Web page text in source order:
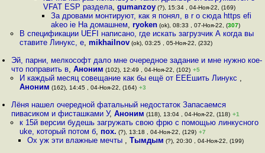
VFAT ESP раздела, gumanzoy(?), 15:34 , 04-Ноя-22, (169)
За дровами монтируют, как я понял, в r o сюда https efi
akeo ie На домашнем, ryoken(ok), 08:33 , 07-Ноя-22, (307)
В спецификации UEFI написано, где искать загрузчик А когда вы
ставите Линукс, e, mikhailnov(ok), 03:25 , 05-Ноя-22, (232)
Эй, парни, мелкософт дало мне очередное задание и мне нужно кое-
что поправить в,Аноним (102), 12:49 , 04-Ноя-22, (102) +5
И каждый месяц совещание как бы ещё от ЕЕЕшить Линукс ,
Аноним (162), 14:45 , 04-Ноя-22, (164) +3
Лёня нашел очередной фатальный недостаток Запасаемся
пивасиком и фисташками У,Аноним (118), 13:04 , 04-Ноя-22, (118) +1
к 15й версии будешь загружать свою фрю с помощью линкусного
uke, который потом б, пох. (?), 13:18 , 04-Ноя-22, (129) +7
Ох уж эти влажные мечты , Тымдым (?), 20:30 , 04-Ноя-22, (199)